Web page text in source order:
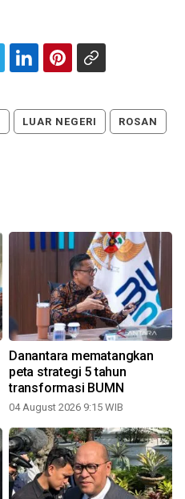
LUAR NEGERI ROSAN
Danantara mematangkan
peta strategi 5 tahun
transformasi BUMN
04 August 2026 9:15 WIB